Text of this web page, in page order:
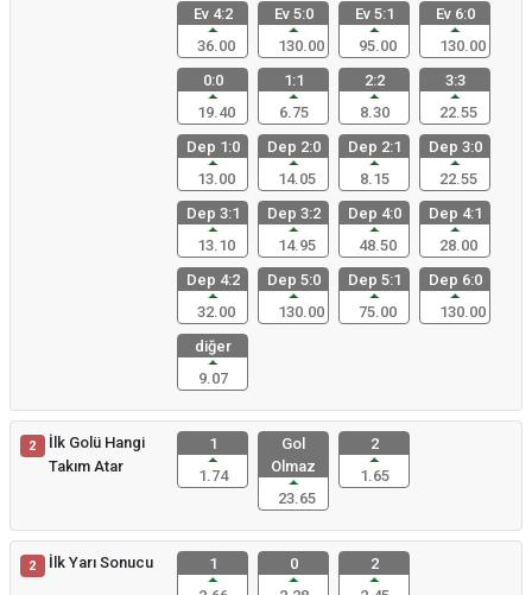
Ev 4:2
36.00
Ev 5:0
130.00
Ev 5:1
95.00
Ev 6:0
130.00
0:0
19.40
1:1
6.75
2:2
8.30
3:3
22.55
Dep 1:0
13.00
Dep 2:0
14.05
Dep 2:1
8.15
Dep 3:0
22.55
Dep 3:1
13.10
Dep 3:2
14.95
Dep 4:0
48.50
Dep 4:1
28.00
Dep 4:2
32.00
Dep 5:0
130.00
Dep 5:1
75.00
Dep 6:0
130.00
diğer
9.07
2
İlk Golü Hangi
Takım Atar
1
1.74
Gol
Olmaz
23.65
2
1.65
2 İlk Yarı Sonucu
1
0
2